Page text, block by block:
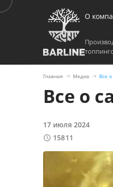
О
Главная Медиа Все
Все о
17 июля 2024
15811